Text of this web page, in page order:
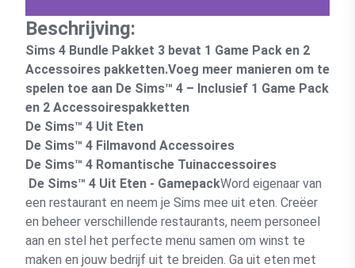
Beschrijving:
Sims 4 Bundle Pakket 3 bevat 1 Game Pack en 2
Accessoires pakketten.Voeg meer manieren om te
spelen toe aan De Sims™ 4 – Inclusief 1 Game Pack
en 2 Accessoirespakketten
De Sims™ 4 Uit Eten
De Sims™ 4 Filmavond Accessoires
De Sims™ 4 Romantische Tuinaccessoires
De Sims™ 4 Uit Eten - GamepackWord eigenaar van
een restaurant en neem je Sims mee uit eten. Creëer
en beheer verschillende restaurants, neem personeel
aan en stel het perfecte menu samen om winst te
maken en jouw bedrijf uit te breiden. Ga uit eten met